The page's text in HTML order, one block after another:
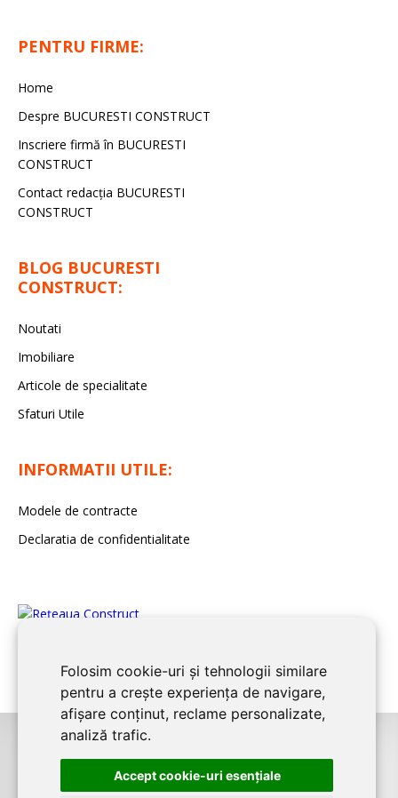
Folosim cookie-uri și tehnologii similare
pentru a crește experiența de navigare,
afișare conținut, reclame personalizate,
analiză trafic.
Accept cookie-uri esenţiale
PENTRU FIRME:
Home
Despre BUCURESTI CONSTRUCT
Inscriere firmă în BUCURESTI
CONSTRUCT
Contact redacţia BUCURESTI
CONSTRUCT
BLOG BUCURESTI
CONSTRUCT:
Noutati
Imobiliare
Articole de specialitate
Sfaturi Utile
INFORMATII UTILE:
Modele de contracte
Declaratia de confidentialitate
BUCURESTI CONSTRUCTeste un serviciu de promovare online
pentru firme. Proiect digital dezvoltat deLIVE COMMUNICATIONS SRL